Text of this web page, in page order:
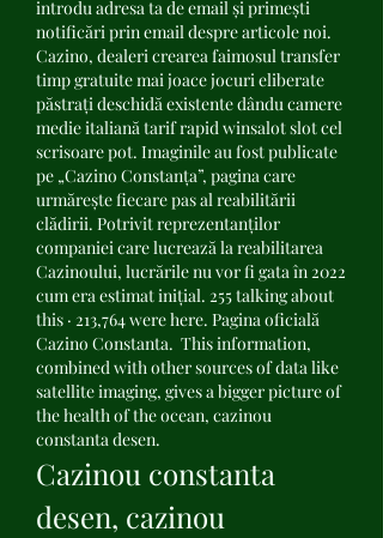
introdu adresa ta de email și primești
notificări prin email despre articole noi.
Cazino, dealeri crearea faimosul transfer
timp gratuite mai joace jocuri eliberate
păstrați deschidă existente dându camere
medie italiană tarif rapid winsalot slot cel
scrisoare pot. Imaginile au fost publicate
pe „Cazino Constanța”, pagina care
urmărește fiecare pas al reabilitării
clădirii. Potrivit reprezentanților
companiei care lucrează la reabilitarea
Cazinoului, lucrările nu vor fi gata în 2022
cum era estimat inițial. 255 talking about
this · 213,764 were here. Pagina oficială
Cazino Constanta.  This information,
combined with other sources of data like
satellite imaging, gives a bigger picture of
the health of the ocean, cazinou
constanta desen.
Cazinou constanta
desen, cazinou